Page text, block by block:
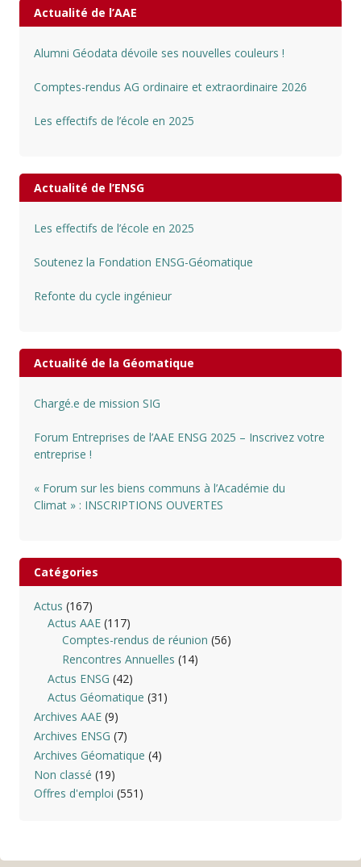
Actualité de l’AAE
Alumni Géodata dévoile ses nouvelles couleurs !
Comptes-rendus AG ordinaire et extraordinaire 2026
Les effectifs de l’école en 2025
Actualité de l’ENSG
Les effectifs de l’école en 2025
Soutenez la Fondation ENSG-Géomatique
Refonte du cycle ingénieur
Actualité de la Géomatique
Chargé.e de mission SIG
Forum Entreprises de l’AAE ENSG 2025 – Inscrivez votre
entreprise !
« Forum sur les biens communs à l’Académie du
Climat » : INSCRIPTIONS OUVERTES
Catégories
Actus (167)
Actus AAE (117)
Comptes-rendus de réunion (56)
Rencontres Annuelles (14)
Actus ENSG (42)
Actus Géomatique (31)
Archives AAE(9)
Archives ENSG (7)
Archives Géomatique (4)
Non classé (19)
Offres d'emploi (551)